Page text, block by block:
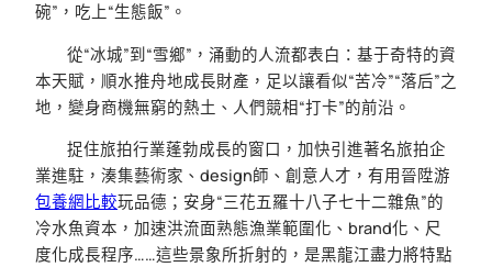
碗”，吃上“生態飯”。
從“冰城”到“雪鄉”，涌動的人流都表白：基于奇特的資
本天賦，順水推舟地成長財產，足以讓看似“苦冷”“落后”之
地，變身商機無窮的熱土、人們競相“打卡”的前沿。
捉住旅拍行業蓬勃成長的窗口，加快引進著名旅拍企
業進駐，湊集藝術家、design師、創意人才，有用晉陞游
包養網比較玩品德；安身“三花五羅十八子七十二雜魚”的
冷水魚資本，加速洪流面熟態漁業範圍化、brand化、尺
度化成長程序……這些景象所折射的，是黑龍江盡力將特點